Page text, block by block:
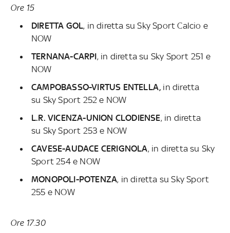
Ore 15
DIRETTA GOL, in diretta suSky Sport Calcio e
NOW
TERNANA-CARPI, in diretta su Sky Sport 251 e
NOW
CAMPOBASSO-VIRTUS ENTELLA, in diretta
su Sky Sport 252 e NOW
L.R. VICENZA-UNION CLODIENSE, in diretta
su Sky Sport 253 e NOW
CAVESE-AUDACE CERIGNOLA, in diretta su Sky
Sport 254 e NOW
MONOPOLI-POTENZA, in diretta suSky Sport
255 e NOW
Ore 17.30